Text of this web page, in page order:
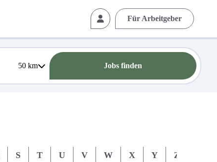
Für Arbeitgeber
50km Jobs finden
S T U V W X Y Z